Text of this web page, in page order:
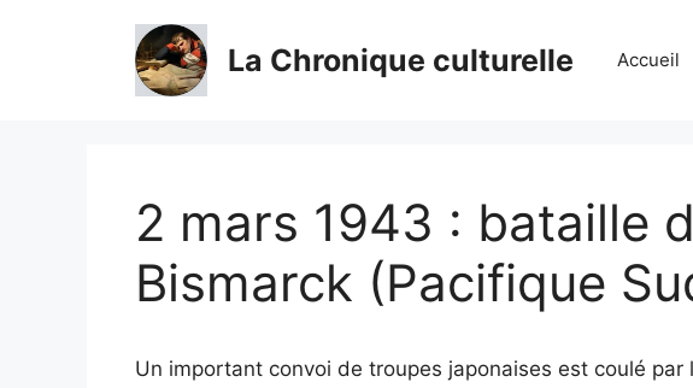
La Chronique culturelle Accueil
2 mars 1943 : bataille
Bismarck (Pacifique
Un important convoi de troupes japonaises est coulé par